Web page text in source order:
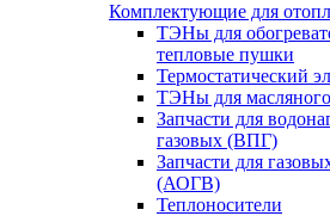
Комплектующие для
ТЭНы для
тепловые пушки
Термостатический
ТЭНы для масляного
Запчасти для
газовых (ВПГ)
Запчасти для
(АОГВ)
Теплоносители